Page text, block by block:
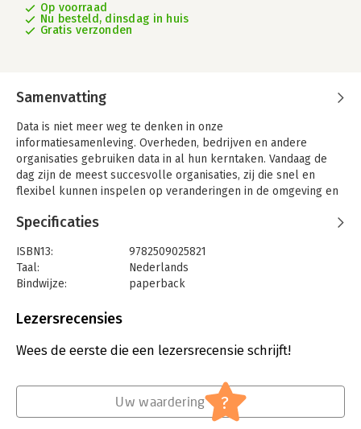
Op voorraad
Nu besteld, dinsdag in huis
Gratis verzonden
Samenvatting
Data is niet meer weg te denken in onze
informatiesamenleving. Overheden, bedrijven en andere
organisaties gebruiken data in al hun kerntaken. Vandaag de
dag zijn de meest succesvolle organisaties, zij die snel en
flexibel kunnen inspelen op veranderingen in de omgeving en
hiervoor is het effectief en efficiënt gebruik maken van data en
kunnen daarom ook beschouwd worden als de vierde
productiefactor in onze economie, naast arbeid, grondstoffen
en kapitaal. Data verzamelen, structureren, vindbaar maken,
economische en maatschappelijke activiteiten geworden.
manier hoe we naar data kijken is doorheen de jaren sterk
behandelen we data, metadata, databanken en diverse vormen
van datamanagement en de onderlinge verhoudingen tussen al
deze begrippen.
Specificaties
ISBN13:
9782509025821
Taal:
Nederlands
Bindwijze:
paperback
Druk:
Lezersrecensies
Wees de eerste die een lezersrecensie schrijft!
Uw waardering ?